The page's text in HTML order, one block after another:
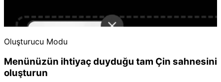
Oluşturucu Modu
Menünüzün ihtiyaç duyduğu tam Çin sahnesini
oluşturun